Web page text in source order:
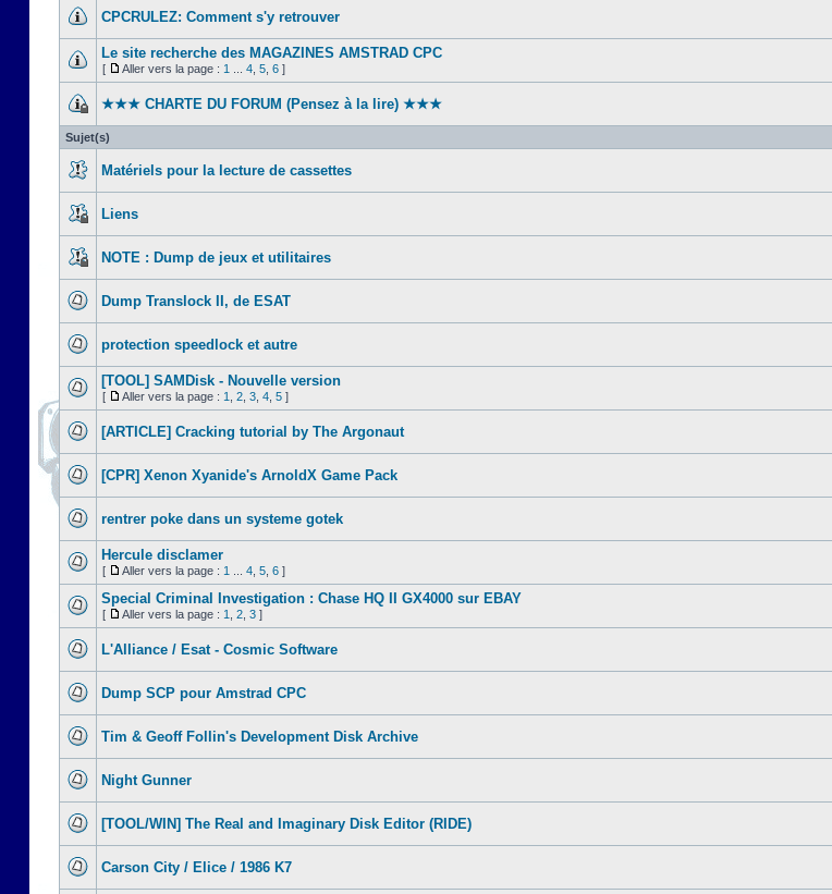
CPCRULEZ: Comment s'y retrouver‎
Le site recherche des MAGAZINES AMSTRAD CPC
[ Aller vers la page : 1 4 5 6 ]
★★★ CHARTE DU FORUM (Pensez à la lire) ★★★
Sujet(s)
Matériels pour la lecture de cassettes
Liens
NOTE : Dump de jeux et utilitaires
Dump Translock II, de ESAT
protection speedlock et autre
[TOOL] SAMDisk - Nouvelle version
[ Aller vers la page : 1 2 3 4 5 ]
[ARTICLE] Cracking tutorial by The Argonaut
[CPR] Xenon Xyanide's ArnoldX Game Pack
rentrer poke dans un systeme gotek
Hercule disclamer
[ Aller vers la page : 1 4 5 6 ]
Special Criminal Investigation : Chase HQ II GX4000 sur EBAY
[ Aller vers la page : 1 2 3 ]
L'Alliance / Esat - Cosmic Software
Dump SCP pour Amstrad CPC
Tim & Geoff Follin's Development Disk Archive
Night Gunner
[TOOL/WIN] The Real and Imaginary Disk Editor (RIDE)
Carson City / Elice / 1986 K7